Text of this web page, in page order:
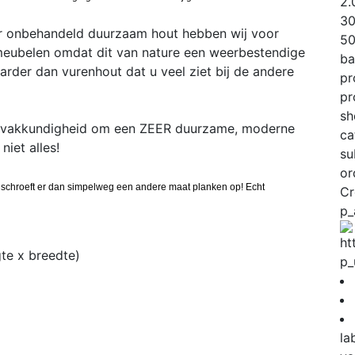
duurzaam hout hebben wij voor
omdat dit van nature een weerbestendige
dan vurenhout dat u veel ziet bij de andere
om een ZEER duurzame, moderne
alles!
er dan simpelweg een andere maat planken op! Echt
x breedte)